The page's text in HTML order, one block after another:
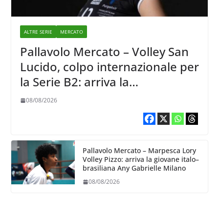
ALTRE SERIE MERCATO
Pallavolo Mercato – Volley San
Lucido, colpo internazionale per
la Serie B2: arriva la
schiacciatrice lettone Kristine
08/08/2026
Pallavolo Mercato – Marpesca Lory
Volley Pizzo: arriva la giovane italo–
brasiliana Any Gabrielle Milano
08/08/2026